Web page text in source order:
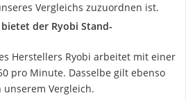
Vergleichs zuzuordnen ist.
der Ryobi Stand-
Herstellers Ryobi arbeitet mit einer
pro Minute. Dasselbe gilt ebenso
Vergleich.